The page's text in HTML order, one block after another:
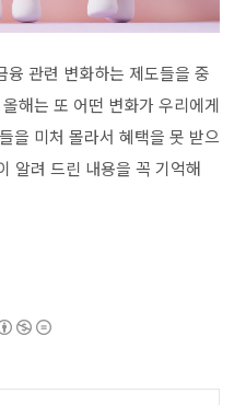
관련 변화하는 제도들을 중
해는 또 어떤 변화가 우리에게
을 미처 몰라서 혜택을 못 받으
알려 드린 내용을 꼭 기억해